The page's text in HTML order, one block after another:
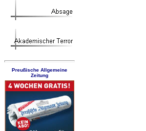
Preußische Allgemeine
Zeitung